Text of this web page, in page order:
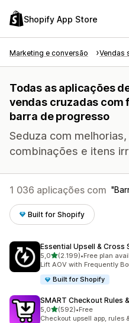
Shopify App Store
Marketing e conversão Vendas
Todas as aplicações
vendas cruzadas com
barra de progresso
Seduza com
combinações e itens
1 036 aplicações com
Built for Shopify
Essential Upsell & Cross
5,0de 5 estrelas
(2.199)
2199 total de avaliações
•Free plan
Lift AOV with Frequently
Built for Shopify
SMART Checkout Rules
5,0de 5 estrelas
(592)
592 total de avaliações
•Free
Checkout upsell app, rules